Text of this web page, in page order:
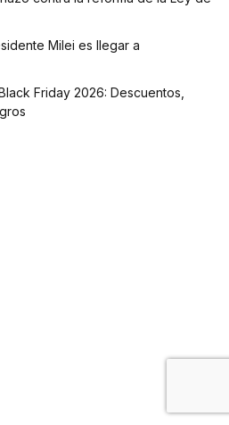
Milei es llegar a
Friday 2026: Descuentos,